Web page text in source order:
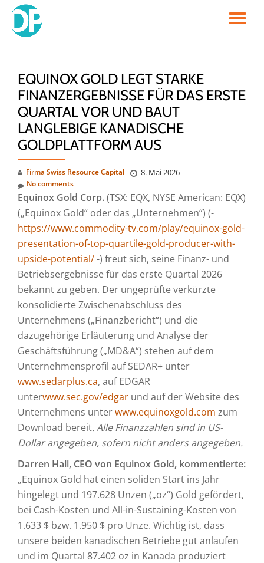
Skip
EQUINOX GOLD LEGT STARKE
FINANZERGEBNISSE FÜR DAS ERSTE
QUARTAL VOR UND BAUT
LANGLEBIGE KANADISCHE
GOLDPLATTFORM AUS
Firma Swiss Resource Capital 8. Mai 2026
No comments
Equinox Gold Corp.(TSX: EQX, NYSE American: EQX)
(„Equinox Gold“ oder das „Unternehmen“) (-
https://www.commodity-tv.com/play/equinox-gold-
presentation-of-top-quartile-gold-producer-with-
upside-potential/-) freut sich, seine Finanz- und
Betriebsergebnisse für das erste Quartal 2026
bekannt zu geben. Der ungeprüfte verkürzte
konsolidierte Zwischenabschluss des
Unternehmens („Finanzbericht“) und die
dazugehörige Erläuterung und Analyse der
Geschäftsführung („MD&A“) stehen auf dem
Unternehmensprofil auf SEDAR+ unter
www.sedarplus.ca, auf EDGAR
unterwww.sec.gov/edgar und auf der Website des
Unternehmens unterwww.equinoxgold.com zum
Download bereit. Alle Finanzzahlen sind in US-
Dollar angegeben, sofern nicht anders angegeben.
Darren Hall, CEO von Equinox Gold, kommentierte:
„Equinox Gold hat einen soliden Start ins Jahr
hingelegt und 197.628 Unzen („oz“) Gold gefördert,
bei Cash-Kosten und All-in-Sustaining-Kosten von
1.633 $ bzw. 1.950 $ pro Unze. Wichtig ist, dass
unsere beiden kanadischen Betriebe gut anlaufen
und im Quartal 87.402 oz in Kanada produziert